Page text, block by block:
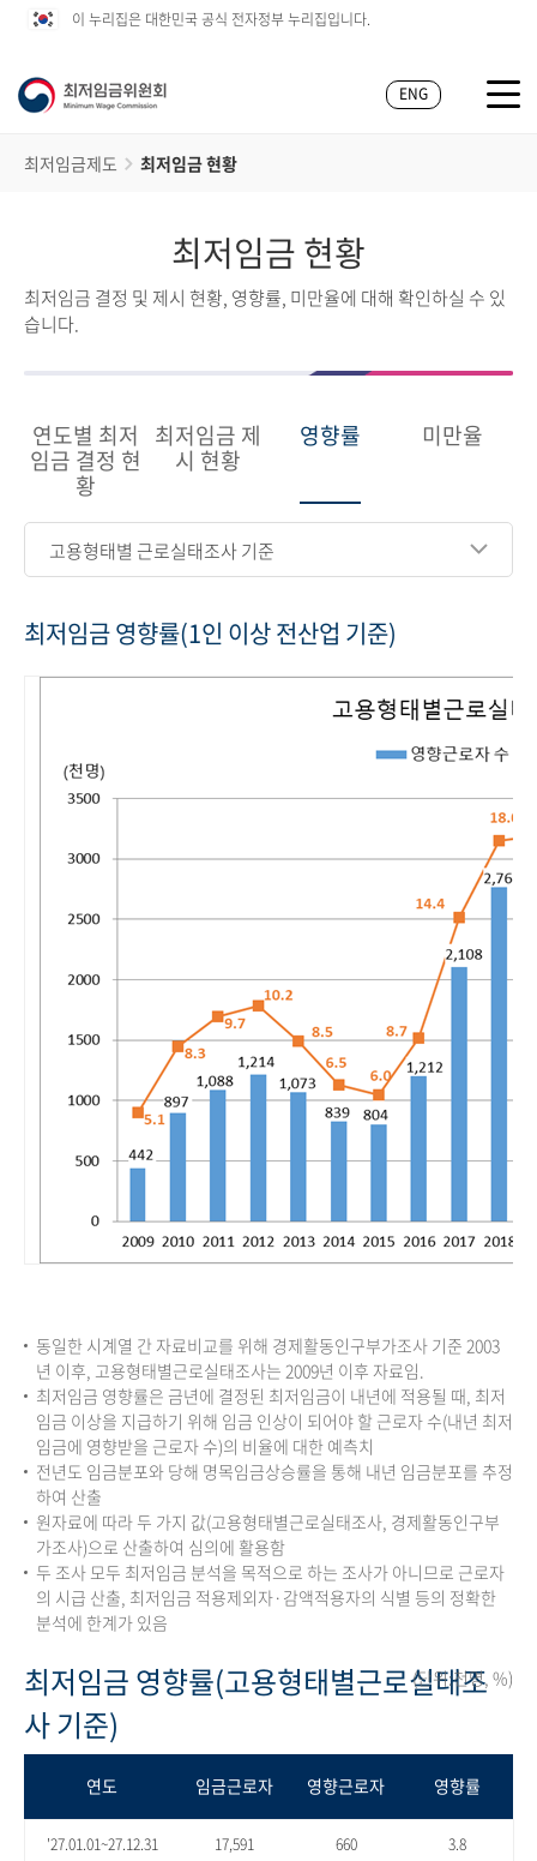
이 누리집은 대한민국 공식 전자정부 누리집입니다.
ENG
최저임금제도 최저임금 현황
최저임금 현황
최저임금 결정 및 제시 현황, 영향률, 미만율에 대해 확인하실 수 있
습니다.
연도별 최저
임금 결정 현
황
최저임금 제
시 현황
영향률 미만율
고용형태별 근로실태조사 기준
최저임금 영향률(1인 이상 전산업 기준)
동일한 시계열 간 자료비교를 위해 경제활동인구부가조사 기준 2003
년 이후, 고용형태별근로실태조사는 2009년 이후 자료임.
최저임금 영향률은 금년에 결정된 최저임금이 내년에 적용될 때, 최저
임금 이상을 지급하기 위해 임금 인상이 되어야 할 근로자 수(내년 최저
임금에 영향받을 근로자 수)의 비율에 대한 예측치
전년도 임금분포와 당해 명목임금상승률을 통해 내년 임금분포를 추정
하여 산출
원자료에 따라 두 가지 값(고용형태별근로실태조사, 경제활동인구부
가조사)으로 산출하여 심의에 활용함
두 조사 모두 최저임금 분석을 목적으로 하는 조사가 아니므로 근로자
의 시급 산출, 최저임금 적용제외자·감액적용자의 식별 등의 정확한
분석에 한계가 있음
최저임금 영향률(고용형태별근로실태조
사 기준)
(단위:천명, %)
연도 임금근로자 영향근로자 영향률
'27.01.01~27.12.31 17,591 660 3.8